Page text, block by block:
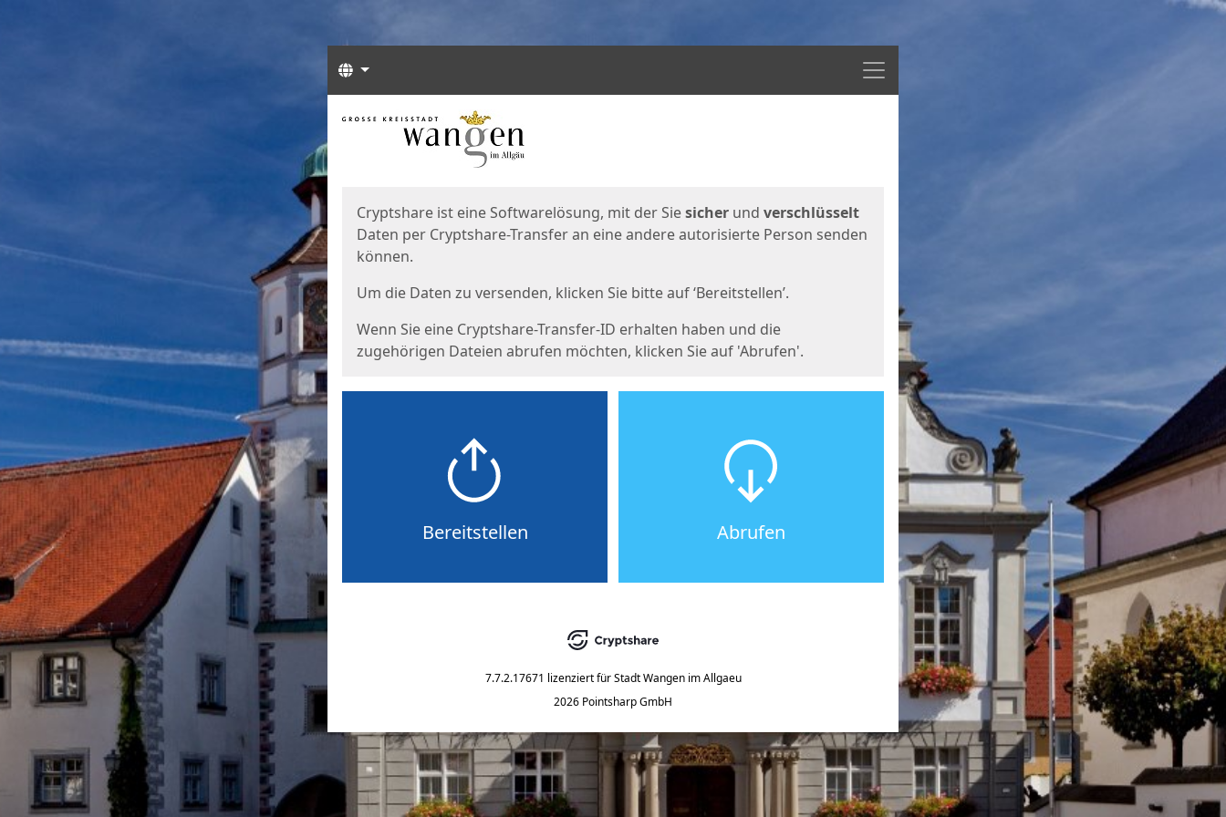
Menü
Sprachen
Start
Cryptshare ist eine Softwarelösung, mit der Siesicher und verschlüsselt
Daten per Cryptshare-Transfer an eine andere autorisierte Person senden
können.
Um die Daten zu versenden, klicken Sie bitte auf ‘Bereitstellen’.
Wenn Sie eine Cryptshare-Transfer-ID erhalten haben und die
zugehörigen Dateien abrufen möchten, klicken Sie auf 'Abrufen'.
Bereitstellen Abrufen
7.7.2.17671 lizenziert für Stadt Wangen im Allgaeu
2026 Pointsharp GmbH